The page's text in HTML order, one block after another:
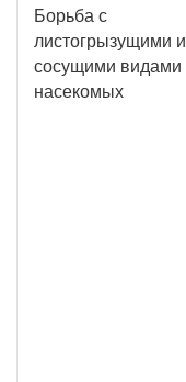
Борьба с
листогрызущими и
сосущими видами
насекомых